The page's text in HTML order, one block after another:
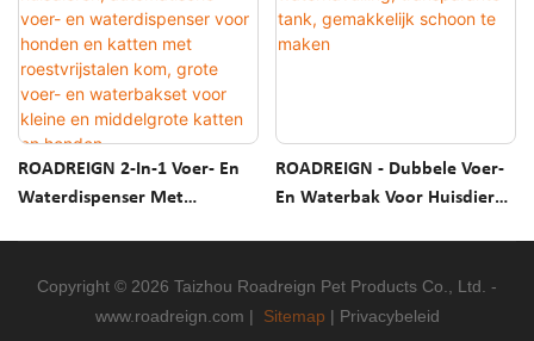
ROADREIGN 2-In-1 Voer- En
Waterdispenser Met
Voer- En Waterdispenser
Voor Honden En Katten Met
ROADREIGN - Dubbele Voer-
En Waterbak Voor Huisdieren
Transparante Tank,
Gemakkelijk Schoon Te
Copyright © 2026 Taizhou Roadreign Pet Products Co., Ltd. -
www.roadreign.com | Sitemap | Privacybeleid